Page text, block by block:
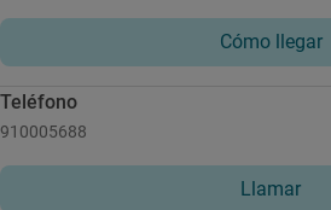
Cómo llegar
Teléfono
910005688
Llamar